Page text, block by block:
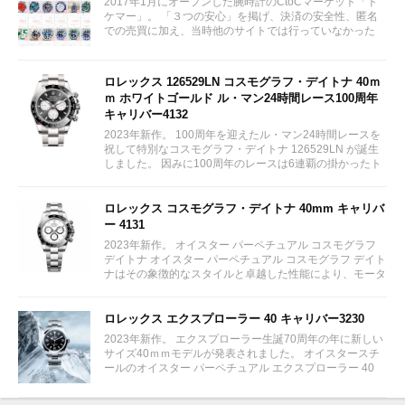
ケマー」。 「３つの安心」を掲げ、決済の安全性、匿名
での売買に加え、当時他のサイトでは行っていなかった
ロレックス 126529LN コスモグラフ・デイトナ 40ｍ
ｍ ホワイトゴールド ル・マン24時間レース100周年
キャリバー4132
2023年新作。 100周年を迎えたル・マン24時間レースを
祝して特別なコスモグラフ・デイトナ 126529LN が誕生
しました。 因みに100周年のレースは6連覇の掛かったト
ロレックス コスモグラフ・デイトナ 40mm キャリバ
ー 4131
2023年新作。 オイスター パーペチュアル コスモグラフ
デイトナ オイスター パーペチュアル コスモグラフ デイト
ナはその象徴的なスタイルと卓越した性能により、モータ
ロレックス エクスプローラー 40 キャリバー3230
2023年新作。 エクスプローラー生誕70周年の年に新しい
サイズ40ｍｍモデルが発表されました。 オイスタースチ
ールのオイスター パーペチュアル エクスプローラー 40
イの際立つブラックダイアルを備える。 ブラックダイア